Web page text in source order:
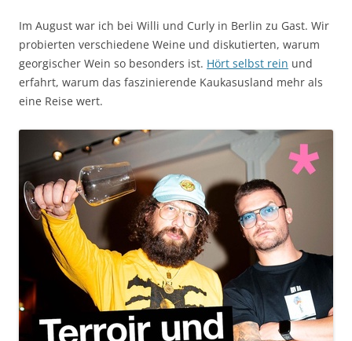
Im August war ich bei Willi und Curly in Berlin zu Gast. Wir
probierten verschiedene Weine und diskutierten, warum
georgischer Wein so besonders ist. Hört selbst rein und
erfahrt, warum das faszinierende Kaukasusland mehr als
eine Reise wert.